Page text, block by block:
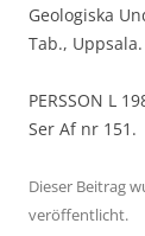
Geologiska
Tab., Uppsala.
PERSSON L
Ser Af nr 151.
Dieser Beitrag
veröffentlicht.